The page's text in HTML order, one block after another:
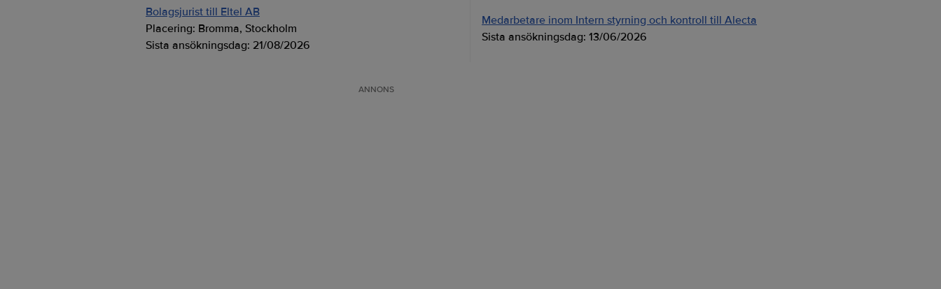
Bolagsjurist till Eltel AB
Placering: Bromma, Stockholm
Sista ansökningsdag: 21/08/2026
Medarbetare inom Intern styrning och kontroll till Alecta
Sista ansökningsdag: 13/06/2026
ANNONS